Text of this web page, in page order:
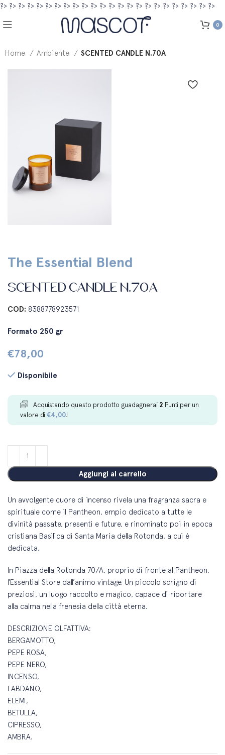
?> ?> ?> ?> ?> ?> ?> ?> ?> ?> ?> ?> ?> ?> ?> ?> ?> ?> ?> ?> ?> ?> ?> ?>
0
Home Ambiente SCENTED CANDLE N.70A
The Essential Blend
SCENTED CANDLE N.70A
COD: 8388778923571
Formato 250 gr
€78,00
Disponibile
Acquistando questo prodotto guadagnerai 2 Punti per un
valore di€4,00!
Aggiungi al carrello
Un avvolgente cuore di incenso rivela una fragranza sacra e
spirituale come il Pantheon, empio dedicato a tutte le
divinità passate, presenti e future, e rinominato poi in epoca
cristiana Basilica di Santa Maria della Rotonda, a cui è
dedicata.
In Piazza della Rotonda 70/A, proprio di fronte al Pantheon,
l’Essential Store dall’animo vintage. Un piccolo scrigno di
preziosi, un luogo raccolto e magico, capace di riportare
alla calma nella frenesia della città eterna.
DESCRIZIONE OLFATTIVA:
BERGAMOTTO,
PEPE ROSA,
PEPE NERO,
INCENSO,
LABDANO,
ELEMI,
BETULLA,
CIPRESSO,
AMBRA.